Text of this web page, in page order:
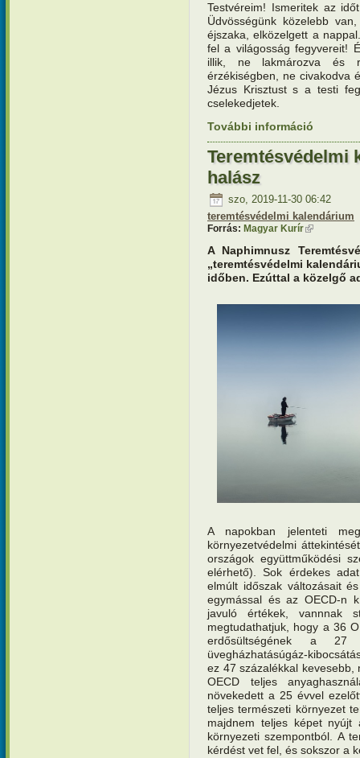
Testvéreim! Ismeritek az
Üdvösségünk közelebb
éjszaka, elközelgett a
fel a világosság fegyvereit!
illik, ne lakmározva és
érzékiségben, ne civakodva
Jézus Krisztust s a testi
cselekedjetek.
További információ
Teremtésvédelmi
halász
szo, 2019-11-30 06:42
teremtésvédelmi kalendárium
Forrás: Magyar Kurír(külső
A Naphimnusz
„teremtésvédelmi
időben. Ezúttal a közelgő
A napokban jelenteti
környezetvédelmi
országok együttműködési
elérhető). Sok érdekes
elmúlt időszak változásait
egymással és az OECD-n
javuló értékek, vannnak
megtudathatjuk, hogy a 36
erdősültségének a 27
üvegházhatásúgáz-
ez 47 százalékkal
OECD teljes
növekedett a 25 évvel
teljes természeti környezet
majdnem teljes képet
környezeti szempontból. A
kérdést vet fel, és sokszor a